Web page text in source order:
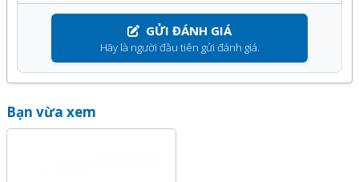
GỬI ĐÁNH GIÁ
Hãy là người đầu tiên gửi đánh giá.
Bạn vừa xem